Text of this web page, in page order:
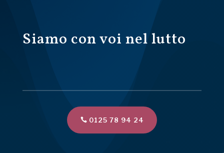
Siamo con voi nel lutto
0125 78 94 24